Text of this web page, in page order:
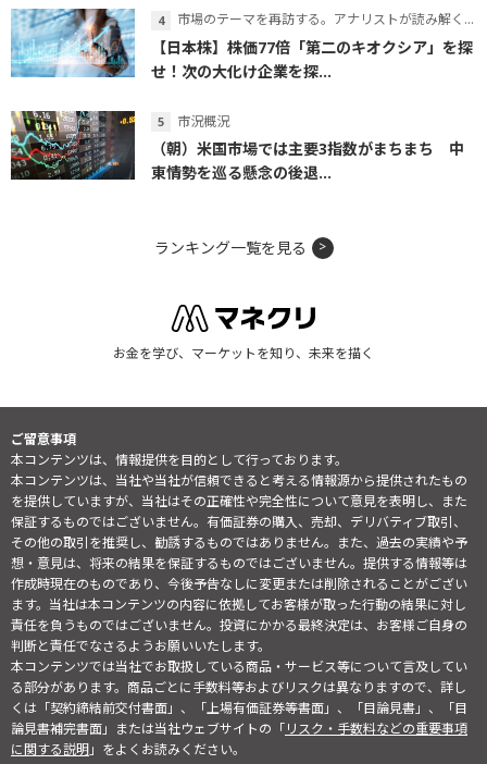
市場のテーマを再訪する。アナリストが読み解くテーマの本質
【日本株】株価77倍「第二のキオクシア」を探
せ！次の大化け企業を探...
市況概況
（朝）米国市場では主要3指数がまちまち 中
東情勢を巡る懸念の後退...
ランキング一覧を見る
お金を学び、マーケットを知り、未来を描く
ご留意事項
本コンテンツは、情報提供を目的として行っております。
本コンテンツは、当社や当社が信頼できると考える情報源から提供されたもの
を提供していますが、当社はその正確性や完全性について意見を表明し、また
保証するものではございません。有価証券の購入、売却、デリバティブ取引、
その他の取引を推奨し、勧誘するものではありません。また、過去の実績や予
想・意見は、将来の結果を保証するものではございません。提供する情報等は
作成時現在のものであり、今後予告なしに変更または削除されることがござい
ます。当社は本コンテンツの内容に依拠してお客様が取った行動の結果に対し
責任を負うものではございません。投資にかかる最終決定は、お客様ご自身の
判断と責任でなさるようお願いいたします。
本コンテンツでは当社でお取扱している商品・サービス等について言及してい
る部分があります。商品ごとに手数料等およびリスクは異なりますので、詳し
くは「契約締結前交付書面」、「上場有価証券等書面」、「目論見書」、「目
論見書補完書面」または当社ウェブサイトの「リスク・手数料などの重要事項
に関する説明」をよくお読みください。